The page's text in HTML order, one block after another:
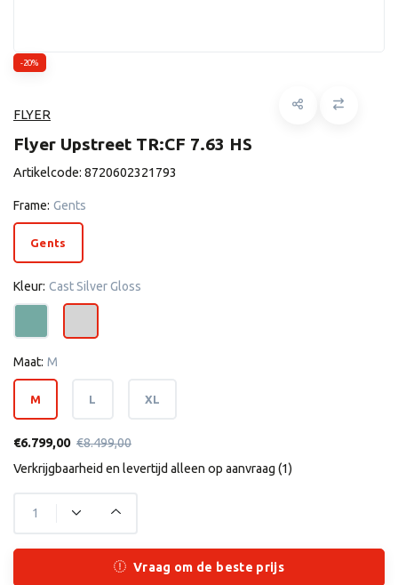
-20%
FLYER
Flyer Upstreet TR:CF 7.63 HS
Artikelcode: 8720602321793
Frame: Gents
Gents
Kleur: Cast Silver Gloss
Maat: M
M L XL
€6.799,00 €8.499,00
Verkrijgbaarheid en levertijd alleen op aanvraag (1)
Vraag om de beste prijs